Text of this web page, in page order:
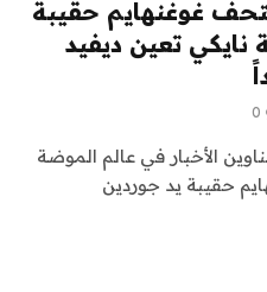
غوغنهايم حقيبة
نايكي تعين ديفيد
0
الأخبار في عالم الموضة
حقيبة يد جوردين